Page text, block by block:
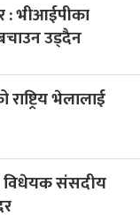
: भीआईपीका
उड्दैन
भेलालाई
विधेयक संसदीय